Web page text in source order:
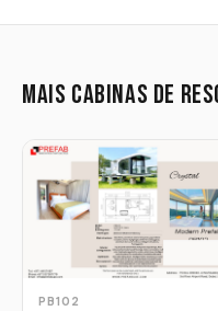
Mais cabinas de
PB102